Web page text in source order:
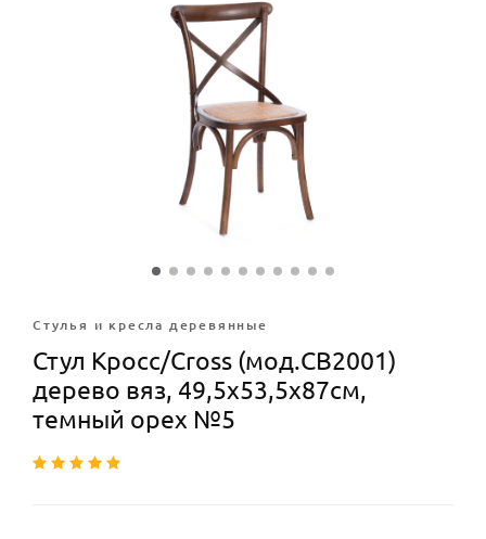
Стулья и кресла деревянные
Стул Кросс/Cross (мод.CB2001)
дерево вяз, 49,5х53,5х87см,
темный орех №5